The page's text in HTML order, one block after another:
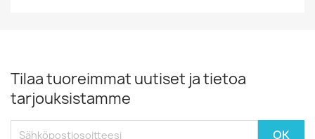
Tilaa tuoreimmat uutiset ja tietoa
tarjouksistamme